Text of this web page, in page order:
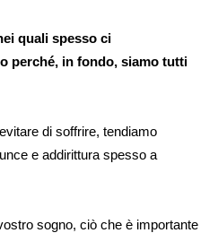
quali spesso ci
perché, in fondo, siamo tutti
di soffrire, tendiamo
e addirittura spesso a
sogno, ciò che è importante